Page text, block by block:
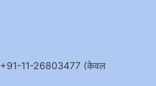
+91-11-26803477 (केवल